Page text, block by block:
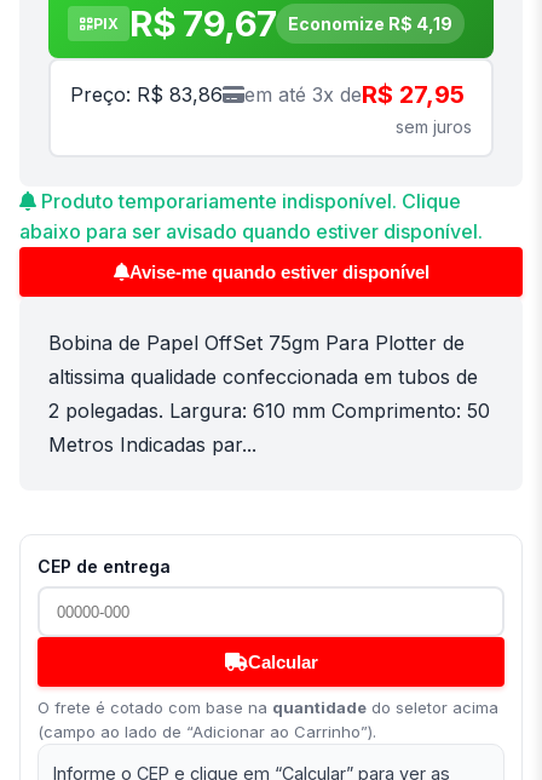
PIX R$ 79,67 Economize R$ 4,19
Preço: R$ 83,86 em até 3x deR$ 27,95
sem juros
Produto temporariamente indisponível. Clique
abaixo para ser avisado quando estiver disponível.
Avise-me quando estiver disponível
Bobina de Papel OffSet 75gm Para Plotter de
altissima qualidade confeccionada em tubos de
2 polegadas. Largura: 610 mm Comprimento: 50
Metros Indicadas par...
CEP de entrega
Calcular
O frete é cotado com base na quantidade do seletor acima
(campo ao lado de “Adicionar ao Carrinho”).
Informe o CEP e clique em “Calcular” para ver as